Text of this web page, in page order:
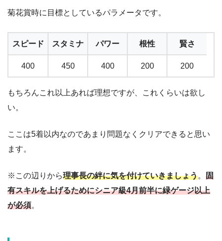
菊花賞時に目標としているパラメータです。
スピード スタミナ パワー 根性 賢さ
400 450 400 200 200
もちろんこれ以上あれば理想ですが、これくらいは欲し
い。
ここは5着以内なのであまり問題なくクリアできると思い
ます。
※この辺りから理事長の絆に気を付けていきましょう。 固
有スキルを上げるためにシニア級4月前半に緑ゲージ以上
が必須。